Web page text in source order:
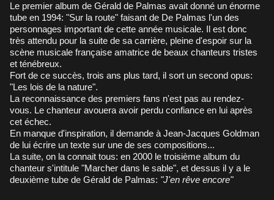
Le premier album de Gérald de Palmas avait donné un énorme
tube en 1994: "Sur la route" faisant de De Palmas l'un des
personnages important de cette année musicale. Il est donc
très attendu pour la suite de sa carrière, pleine d'espoir sur la
scène musicale française amatrice de beaux chanteurs tristes
et ténébreux.
Fort de ce succès, trois ans plus tard, il sort un second opus:
"Les lois de la nature".
La reconnaissance des premiers fans n'est pas au rendez-
vous. Le chanteur avouera avoir perdu confiance en lui après
cet échec.
En manque d'inspiration, il demande à Jean-Jacques Goldman
de lui écrire un texte sur une de ses compositions...
La suite, on la connait tous: en 2000 le troisième album du
chanteur s'intitule "Marcher dans le sable", et dessus il y a le
deuxième tube de Gérald de Palmas: "J'en rêve encore"